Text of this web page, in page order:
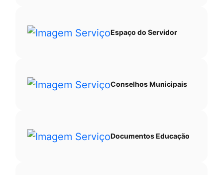
Espaço do Servidor
Conselhos Municipais
Documentos Educação